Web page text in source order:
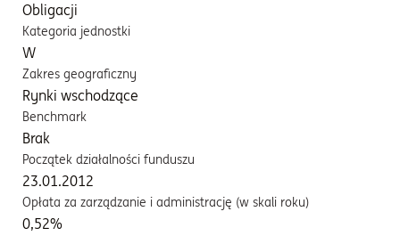
Obligacji
Kategoria jednostki
W
Zakres geograficzny
Rynki wschodzące
Benchmark
Brak
Początek działalności funduszu
23.01.2012
Opłata za zarządzanie i administrację (w skali roku)
0,52%